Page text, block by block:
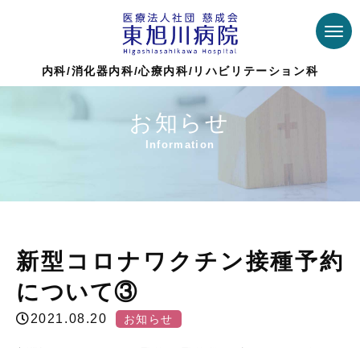
内科/消化器内科/心療内科/リハビリテーション科
お知らせ
Information
新型コロナワクチン接種予約
について③
2021.08.20 お知らせ